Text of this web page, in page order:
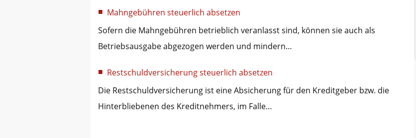
Mahngebühren steuerlich absetzen
Sofern die Mahngebühren betrieblich veranlasst sind, können sie auch als
Betriebsausgabe abgezogen werden und mindern…
Restschuldversicherung steuerlich absetzen
Die Restschuldversicherung ist eine Absicherung für den Kreditgeber bzw. die
Hinterbliebenen des Kreditnehmers, im Falle…